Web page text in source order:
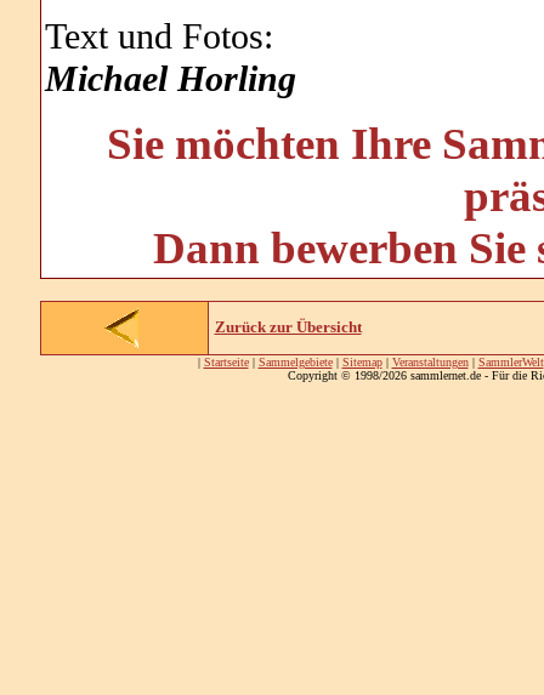
Text und Fotos:
Michael Horling
Sie möchten Ihre
Dann bewerben
Zurück zur Übersicht
| Startseite| Sammelgebiete| Sitemap| Veranstaltungen| SammlerWelt
Copyright © 1998/2026 sammlernet.de - Für die